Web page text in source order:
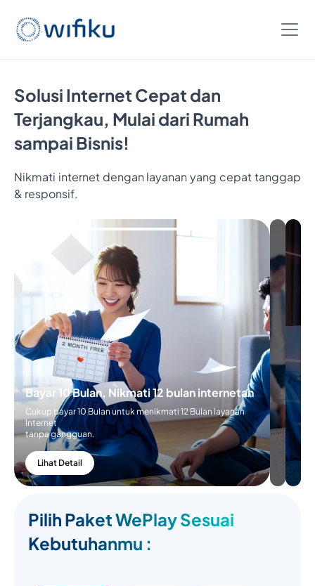
Solusi Internet Cepat dan
Terjangkau, Mulai dari Rumah
sampai Bisnis!
Nikmati internet dengan layanan yang cepat tanggap
& responsif.
Bayar 10 Bulan, Nikmati 12 bulan internetan
Cukup bayar 10 Bulan untuk menikmati 12 Bulan layanan
Internet
tanpa gangguan.
Lihat Detail
Pilih Paket WePlay Sesuai
Kebutuhanmu :